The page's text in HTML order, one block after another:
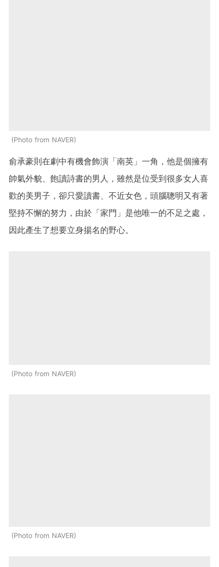
Photo from NAVER
俞承豪則在劇中有機會飾演「南英」一角，他是個擁有
帥氣外貌、飽讀詩書的男人，雖然是位受到很多女人喜
歡的美男子，卻只愛讀書、不近女色，頭腦聰明又有著
堅持不懈的努力，由於「家門」是他唯一的不足之處，
因此產生了想要立身揚名的野心。
Photo from NAVER
Photo from NAVER